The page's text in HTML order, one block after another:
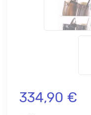
334,90 €